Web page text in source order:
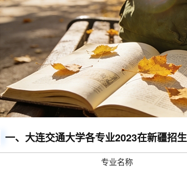
一、大连交通大学各专业2023在新疆招
专业名称